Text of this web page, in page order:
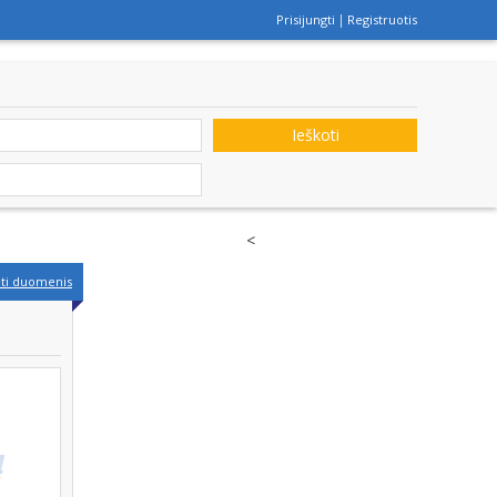
Prisijungti Registruotis
Ieškoti
duomenis
<